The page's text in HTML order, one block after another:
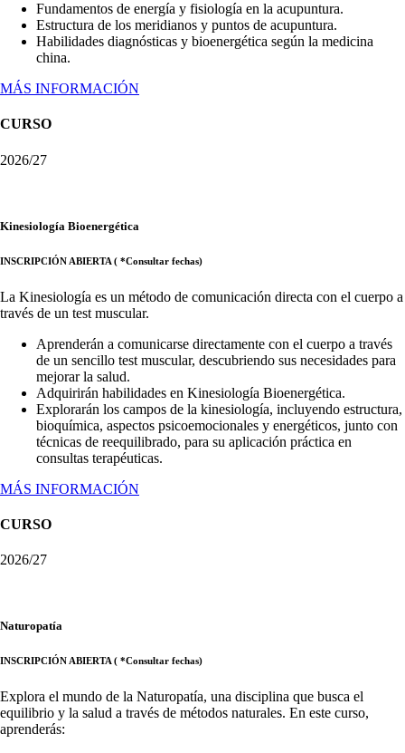
Fundamentos de energía y fisiología en la acupuntura.
Estructura de los meridianos y puntos de acupuntura.
Habilidades diagnósticas y bioenergética según la medicina
china.
MÁS INFORMACIÓN
CURSO
2026/27
Kinesiología Bioenergética
INSCRIPCIÓN ABIERTA ( *Consultar fechas)
La Kinesiología es un método de comunicación directa con el cuerpo a
través de un test muscular.
Aprenderán a comunicarse directamente con el cuerpo a través
de un sencillo test muscular, descubriendo sus necesidades para
mejorar la salud.
Adquirirán habilidades en Kinesiología Bioenergética.
Explorarán los campos de la kinesiología, incluyendo estructura,
bioquímica, aspectos psicoemocionales y energéticos, junto con
técnicas de reequilibrado, para su aplicación práctica en
consultas terapéuticas.
MÁS INFORMACIÓN
CURSO
2026/27
Naturopatía
INSCRIPCIÓN ABIERTA ( *Consultar fechas)
Explora el mundo de la Naturopatía, una disciplina que busca el
equilibrio y la salud a través de métodos naturales. En este curso,
aprenderás: